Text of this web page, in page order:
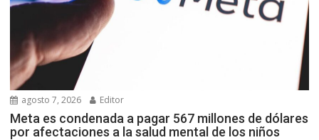
agosto 7, 2026 Editor
Meta es condenada a pagar 567 millones de dólares
por afectaciones a la salud mental de los niños